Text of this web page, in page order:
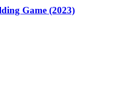
Game (2023)